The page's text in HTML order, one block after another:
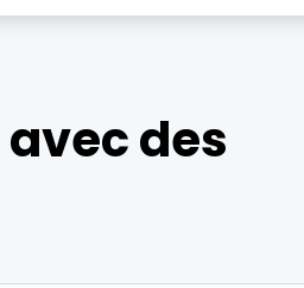
des